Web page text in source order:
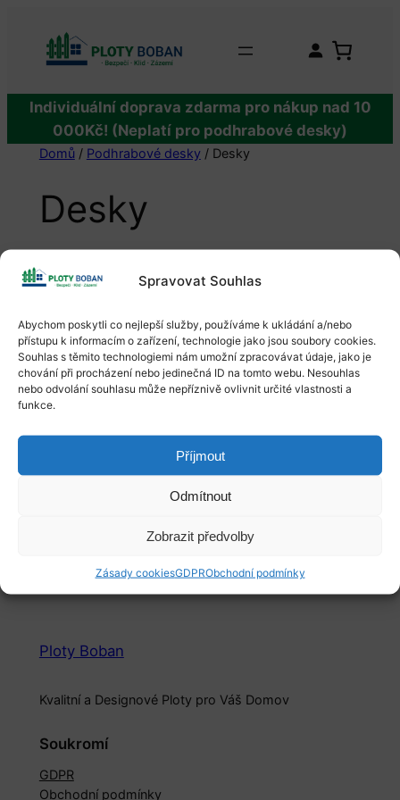
Spravovat Souhlas
Abychom poskytli co nejlepší služby, používáme k ukládání a/nebo
přístupu k informacím o zařízení, technologie jako jsou soubory cookies.
Souhlas s těmito technologiemi nám umožní zpracovávat údaje, jako je
chování při procházení nebo jedinečná ID na tomto webu. Nesouhlas
nebo odvolání souhlasu může nepříznivě ovlivnit určité vlastnosti a
funkce.
Příjmout
Odmítnout
Zobrazit předvolby
Zásady cookiesGDPRObchodní podmínky
obsah
Individuální doprava zdarma pro nákup nad 10
000Kč! (Neplatí pro podhrabové desky)
Domů / Podhrabové desky / Desky
Desky
Zobrazen
jediný
SLEVAPRODUCT
ON
SALE
Podhrabové desky
661,10Kč
Výběr možností
Ploty Boban
Kvalitní a Designové Ploty pro Váš Domov
Soukromí
GDPR
Obchodní podmínky